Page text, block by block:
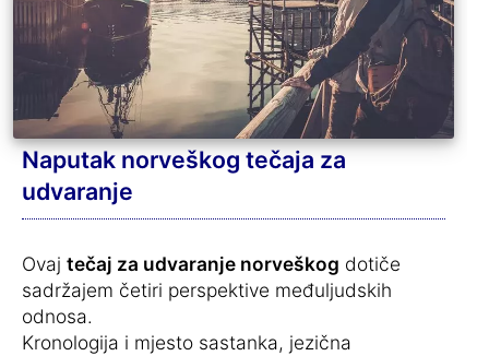
Naputak norveškog tečaja za
udvaranje
Ovaj tečaj za udvaranje norveškog dotiče
sadržajem četiri perspektive međuljudskih
odnosa.
Kronologija i mjesto sastanka, jezična